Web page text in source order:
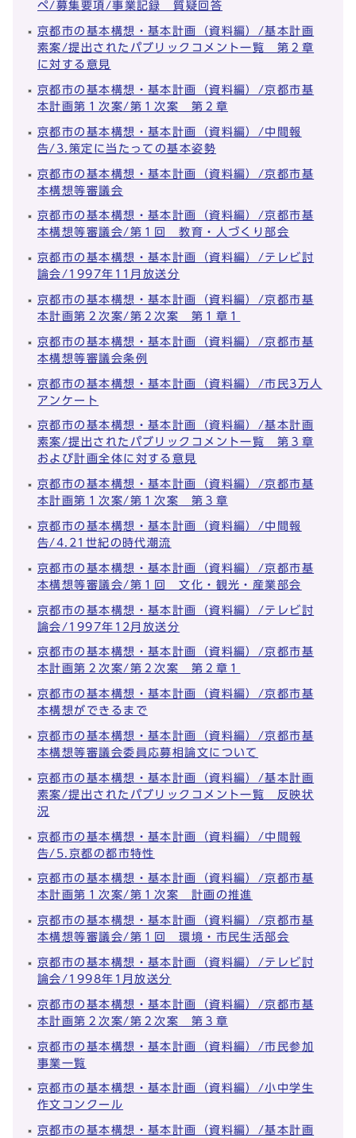
ペ/募集要項/事業記録 質疑回答
京都市の基本構想・基本計画（資料編）/基本計画
素案/提出されたパブリックコメント一覧 第２章
に対する意見
京都市の基本構想・基本計画（資料編）/京都市基
本計画第１次案/第１次案 第２章
京都市の基本構想・基本計画（資料編）/中間報
告/3.策定に当たっての基本姿勢
京都市の基本構想・基本計画（資料編）/京都市基
本構想等審議会
京都市の基本構想・基本計画（資料編）/京都市基
本構想等審議会/第１回 教育・人づくり部会
京都市の基本構想・基本計画（資料編）/テレビ討
論会/1997年11月放送分
京都市の基本構想・基本計画（資料編）/京都市基
本計画第２次案/第２次案 第１章１
京都市の基本構想・基本計画（資料編）/京都市基
本構想等審議会条例
京都市の基本構想・基本計画（資料編）/市民3万人
アンケート
京都市の基本構想・基本計画（資料編）/基本計画
素案/提出されたパブリックコメント一覧 第３章
および計画全体に対する意見
京都市の基本構想・基本計画（資料編）/京都市基
本計画第１次案/第１次案 第３章
京都市の基本構想・基本計画（資料編）/中間報
告/4.21世紀の時代潮流
京都市の基本構想・基本計画（資料編）/京都市基
本構想等審議会/第１回 文化・観光・産業部会
京都市の基本構想・基本計画（資料編）/テレビ討
論会/1997年12月放送分
京都市の基本構想・基本計画（資料編）/京都市基
本計画第２次案/第２次案 第２章１
京都市の基本構想・基本計画（資料編）/京都市基
本構想ができるまで
京都市の基本構想・基本計画（資料編）/京都市基
本構想等審議会委員応募相論文について
京都市の基本構想・基本計画（資料編）/基本計画
素案/提出されたパブリックコメント一覧 反映状
況
京都市の基本構想・基本計画（資料編）/中間報
告/5.京都の都市特性
京都市の基本構想・基本計画（資料編）/京都市基
本計画第１次案/第１次案 計画の推進
京都市の基本構想・基本計画（資料編）/京都市基
本構想等審議会/第１回 環境・市民生活部会
京都市の基本構想・基本計画（資料編）/テレビ討
論会/1998年1月放送分
京都市の基本構想・基本計画（資料編）/京都市基
本計画第２次案/第２次案 第３章
京都市の基本構想・基本計画（資料編）/市民参加
事業一覧
京都市の基本構想・基本計画（資料編）/小中学生
作文コンクール
京都市の基本構想・基本計画（資料編）/基本計画